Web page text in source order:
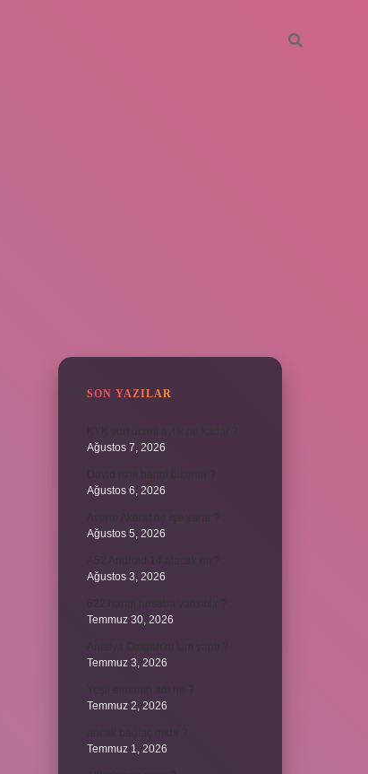
SON YAZILAR
Ağustos 7, 2026
Ağustos 6, 2026
Ağustos 5, 2026
Ağustos 3, 2026
Temmuz 30, 2026
Temmuz 3, 2026
Temmuz 2, 2026
Temmuz 1, 2026